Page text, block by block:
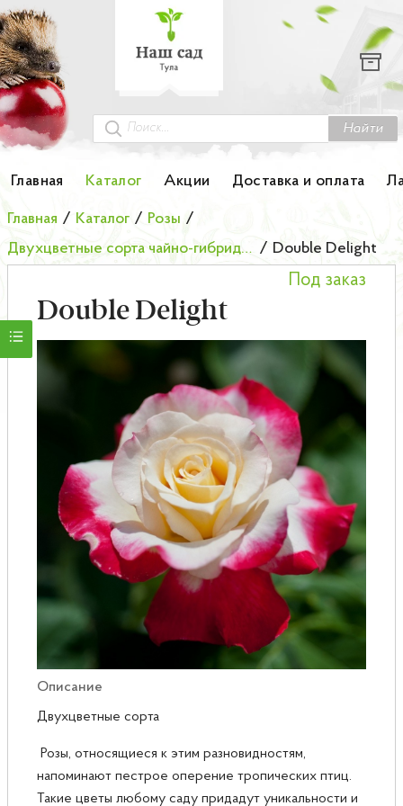
Найти
Главная Каталог Акции Доставка и оплата
Каталог
Гортензии
Грунты
Колоновидные деревья
Лук-севок
Малина
Мини-деревья
НОВИНКА Английские и Японские розы
Саженцы плодовые
Главная / Каталог / Розы /
Двухцветные сорта чайно-гибридных роз / Double Delight
Double Delight
Под заказ
Описание
Двухцветные сорта
Розы, относящиеся к этим разновидностям,
напоминают пестрое оперение тропических птиц.
Такие цветы любому саду придадут уникальности и